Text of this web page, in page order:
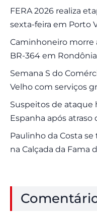
FERA 2026 realiza
sexta-feira em Porto
Caminhoneiro morre
BR-364 em Rondônia
Semana S do
Velho com serviços
Suspeitos de ataque
Espanha após atraso
Paulinho da Costa
na Calçada da Fama